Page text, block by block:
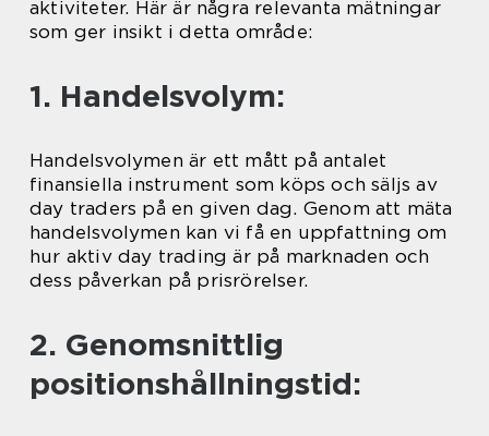
aktiviteter. Här är några relevanta mätningar
som ger insikt i detta område:
1. Handelsvolym:
Handelsvolymen är ett mått på antalet
finansiella instrument som köps och säljs av
day traders på en given dag. Genom att mäta
handelsvolymen kan vi få en uppfattning om
hur aktiv day trading är på marknaden och
dess påverkan på prisrörelser.
2. Genomsnittlig
positionshållningstid: